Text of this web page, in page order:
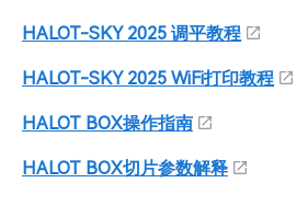
HALOT-SKY 2025 调平教程
HALOT-SKY 2025 WiFi打印教程
HALOT BOX操作指南
HALOT BOX切片参数解释